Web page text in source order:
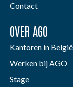
Contact
OVER AGO
Kantoren in België
Werken bij AGO
Stage